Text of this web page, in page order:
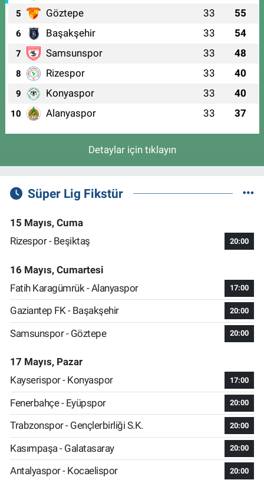
5 Göztepe 33 55
6 Başakşehir 33 54
7 Samsunspor 33 48
8 Rizespor 33 40
9 Konyaspor 33 40
10 Alanyaspor 33 37
Detaylar için tıklayın
Süper Lig Fikstür
15 Mayıs, Cuma
Rizespor - Beşiktaş
20:00
16 Mayıs, Cumartesi
Fatih Karagümrük - Alanyaspor
17:00
Gaziantep FK - Başakşehir 20:00
Samsunspor - Göztepe 20:00
17 Mayıs, Pazar
Kayserispor - Konyaspor
17:00
Fenerbahçe - Eyüpspor 20:00
Trabzonspor - Gençlerbirliği S.K. 20:00
Kasımpaşa - Galatasaray 20:00
Antalyaspor - Kocaelispor 20:00